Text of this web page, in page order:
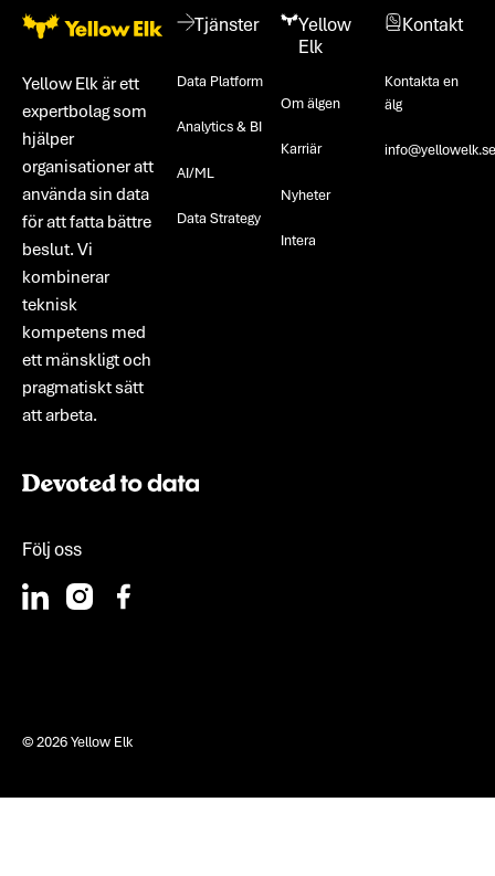
Yellow Elk är ett
expertbolag som
hjälper
organisationer att
använda sin data
för att fatta bättre
beslut. Vi
kombinerar
teknisk
kompetens med
ett mänskligt och
pragmatiskt sätt
att arbeta.
Följ oss
Tjänster
Data Platform
Analytics & BI
AI/ML
Data Strategy
Yellow
Elk
Om älgen
Karriär
Nyheter
Intera
Kontakt
Kontakta en
älg
info@yellowelk.se
©2026Yellow Elk